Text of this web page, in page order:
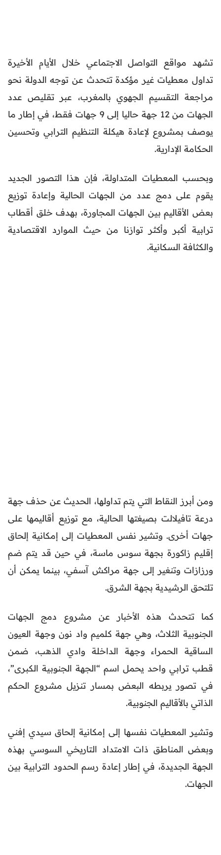
تشهد مواقع التواصل الاجتماعي خلال الأيام الأخيرة
تداول معطيات غير مؤكدة تتحدث عن توجه الدولة نحو
مراجعة التقسيم الجهوي بالمغرب، عبر تقليص عدد
الجهات من 12 جهة حاليا إلى 9 جهات فقط، في إطار ما
يوصف بمشروع لإعادة هيكلة التنظيم الترابي وتحسين
الحكامة الإدارية.
وبحسب المعطيات المتداولة، فإن هذا التصور الجديد
يقوم على دمج عدد من الجهات الحالية وإعادة توزيع
بعض الأقاليم بين الجهات المجاورة، بهدف خلق أقطاب
ترابية أكبر وأكثر توازنا من حيث الموارد الاقتصادية
والكثافة السكانية.
ومن أبرز النقاط التي يتم تداولها، الحديث عن حذف جهة
درعة تافيلالت بصيغتها الحالية، مع توزيع أقاليمها على
جهات أخرى. وتشير نفس المعطيات إلى إمكانية إلحاق
إقليم زاكورة بجهة سوس ماسة، في حين قد يتم ضم
ورزازات وتنغير إلى جهة مراكش آسفي، بينما يمكن أن
تلتحق الرشيدية بجهة الشرق.
كما تتحدث هذه الأخبار عن مشروع دمج الجهات
الجنوبية الثلاث، وهي جهة كلميم واد نون وجهة العيون
الساقية الحمراء وجهة الداخلة وادي الذهب، ضمن
قطب ترابي واحد يحمل اسم “الجهة الجنوبية الكبرى”،
في تصور يربطه البعض بمسار تنزيل مشروع الحكم
الذاتي بالأقاليم الجنوبية.
وتشير المعطيات نفسها إلى إمكانية إلحاق سيدي إفني
وبعض المناطق ذات الامتداد التاريخي السوسي بهذه
الجهة الجديدة، في إطار إعادة رسم الحدود الترابية بين
الجهات.